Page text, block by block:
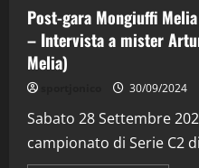
Post-gara Mongiuffi
– Intervista a mister
Melia)
30/09/2024
Sabato 28 Settembre
campionato di Serie C2
2
(Martedi
28/04/